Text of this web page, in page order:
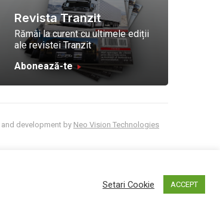
Revista Tranzit
Rămâi la curent cu ultimele ediții
ale revistei Tranzit
Abonează-te
and development by Neo Vision Technologies
Setari Cookie ACCEPT